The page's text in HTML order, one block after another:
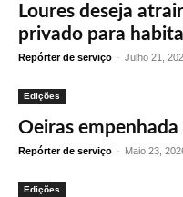
Loures deseja
privado para
Repórter de serviço - Julho 21,
Edições
Oeiras
Repórter de serviço - Maio 23,
Edições